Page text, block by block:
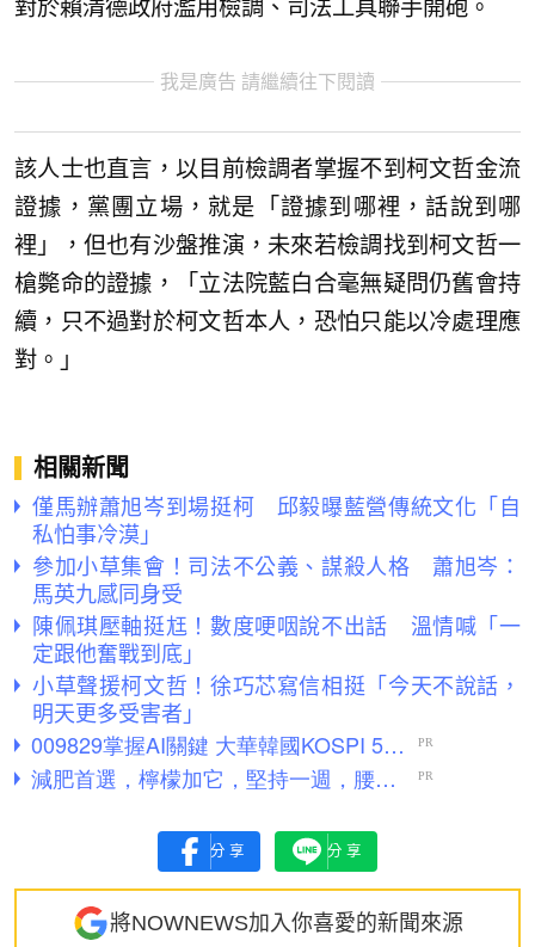
對於賴清德政府濫用檢調、司法工具聯手開砲。
我是廣告 請繼續往下閱讀
該人士也直言，以目前檢調者掌握不到柯文哲金流
證據，黨團立場，就是「證據到哪裡，話說到哪
裡」，但也有沙盤推演，未來若檢調找到柯文哲一
槍斃命的證據，「立法院藍白合毫無疑問仍舊會持
續，只不過對於柯文哲本人，恐怕只能以冷處理應
對。」
相關新聞
僅馬辦蕭旭岑到場挺柯 邱毅曝藍營傳統文化「自
私怕事冷漠」
參加小草集會！司法不公義、謀殺人格 蕭旭岑：
馬英九感同身受
陳佩琪壓軸挺尪！數度哽咽說不出話 溫情喊「一
定跟他奮戰到底」
小草聲援柯文哲！徐巧芯寫信相挺「今天不說話，
明天更多受害者」
分享 分享
將NOWNEWS加入你喜愛的新聞來源